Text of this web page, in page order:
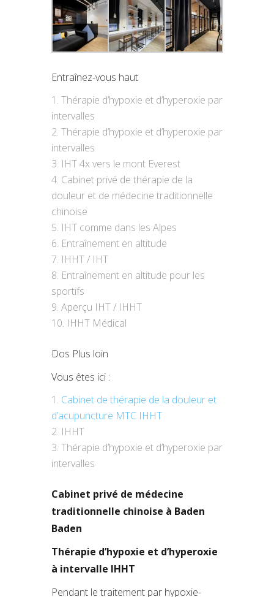
Entraînez-vous haut
Thérapie d’hypoxie et d’hyperoxie par
intervalles
Thérapie d’hypoxie et d’hyperoxie par
intervalles
IHT 4x vers le mont Everest
Cabinet privé de thérapie de la
douleur et de médecine traditionnelle
chinoise
IHT comme dans les Alpes
Entraînement en altitude
IHHT / IHT
Entraînement en altitude pour les
sportifs
Aperçu IHT / IHHT
IHHT Médical
Dos Plus loin
Vous êtes ici :
Cabinet de thérapie de la douleur et
d’acupuncture MTC IHHT
IHHT
Thérapie d’hypoxie et d’hyperoxie par
intervalles
Cabinet privé de médecine
traditionnelle chinoise à Baden
Baden
Thérapie d’hypoxie et d’hyperoxie
à intervalle IHHT
Pendant le traitement par hypoxie-